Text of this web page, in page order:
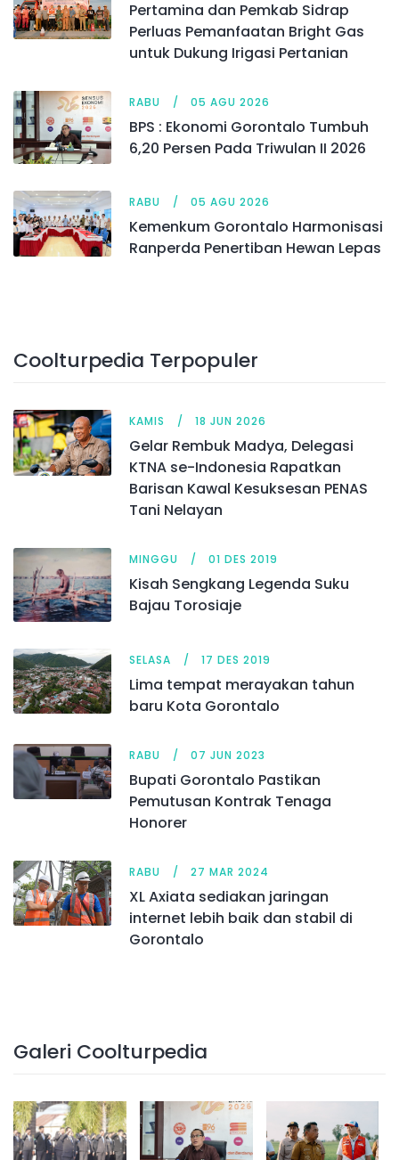
Pertamina dan Pemkab Sidrap
Perluas Pemanfaatan Bright Gas
untuk Dukung Irigasi Pertanian
RABU 05 AGU 2026
BPS : Ekonomi Gorontalo Tumbuh
6,20 Persen Pada Triwulan II 2026
RABU 05 AGU 2026
Kemenkum Gorontalo Harmonisasi
Ranperda Penertiban Hewan Lepas
Coolturpedia Terpopuler
KAMIS 18 JUN 2026
Gelar Rembuk Madya, Delegasi
KTNA se-Indonesia Rapatkan
Barisan Kawal Kesuksesan PENAS
Tani Nelayan
MINGGU 01 DES 2019
Kisah Sengkang Legenda Suku
Bajau Torosiaje
SELASA 17 DES 2019
Lima tempat merayakan tahun
baru Kota Gorontalo
RABU 07 JUN 2023
Bupati Gorontalo Pastikan
Pemutusan Kontrak Tenaga
Honorer
RABU 27 MAR 2024
XL Axiata sediakan jaringan
internet lebih baik dan stabil di
Gorontalo
Galeri Coolturpedia